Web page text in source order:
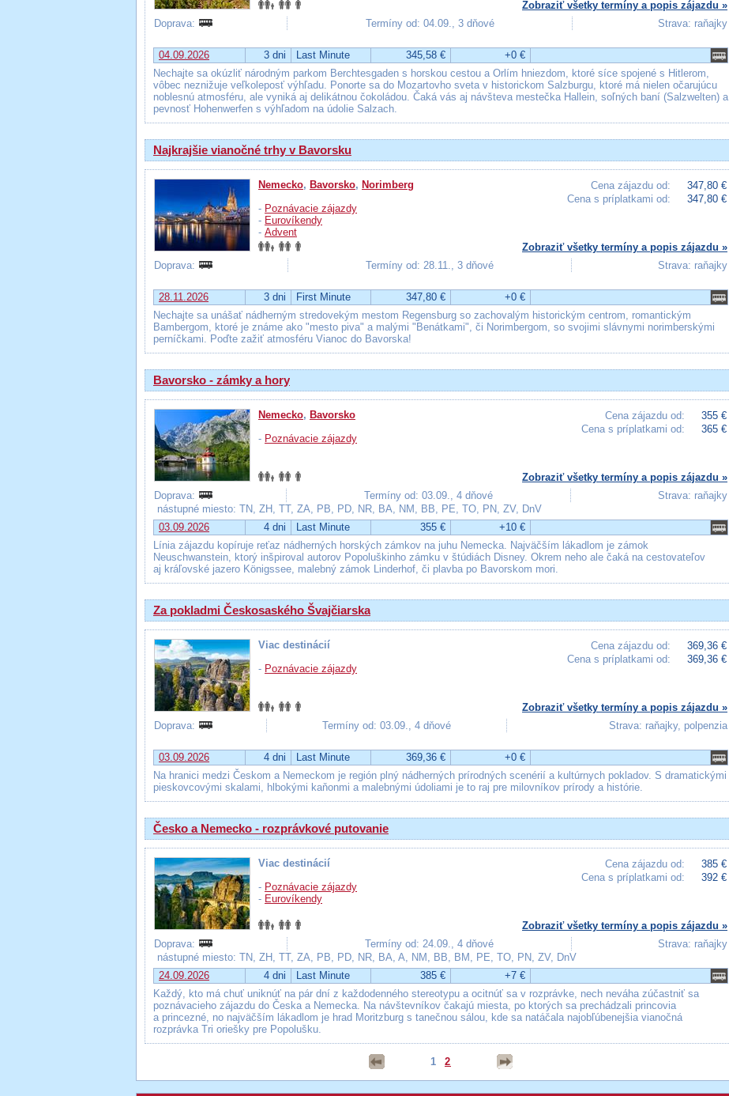
Zobraziť všetky termíny a popis zájazdu »
Doprava:
Termíny od: 04.09., 3 dňové Strava: raňajky
04.09.2026 3 dni Last Minute 345,58 €
+0 €
Nechajte sa okúzliť národným parkom Berchtesgaden s horskou cestou a Orlím hniezdom, ktoré síce spojené s Hitlerom,
vôbec neznižuje veľkoleposť výhľadu. Ponorte sa do Mozartovho sveta v historickom Salzburgu, ktoré má nielen očarujúcu
noblesnú atmosféru, ale vyniká aj delikátnou čokoládou. Čaká vás aj návšteva mestečka Hallein, soľných baní (Salzwelten) a
pevnosť Hohenwerfen s výhľadom na údolie Salzach.
Najkrajšie vianočné trhy v Bavorsku
Cena zájazdu od:
347,80 €
Cena s príplatkami od:
347,80 €
Nemecko, Bavorsko, Norimberg
- Poznávacie zájazdy
- Eurovíkendy
- Advent
Zobraziť všetky termíny a popis zájazdu »
Doprava:
Termíny od: 28.11., 3 dňové Strava: raňajky
28.11.2026 3 dni First Minute 347,80 €
+0 €
Nechajte sa unášať nádherným stredovekým mestom Regensburg so zachovalým historickým centrom, romantickým
Bambergom, ktoré je známe ako "mesto piva" a malými "Benátkami", či Norimbergom, so svojimi slávnymi norimberskými
perníčkami. Poďte zažiť atmosféru Vianoc do Bavorska!
Bavorsko - zámky a hory
Cena zájazdu od:
355 €
Cena s príplatkami od:
365 €
Nemecko, Bavorsko
- Poznávacie zájazdy
Zobraziť všetky termíny a popis zájazdu »
Doprava:
Termíny od: 03.09., 4 dňové
Strava: raňajky
nástupné miesto: TN, ZH, TT, ZA, PB, PD, NR, BA, NM, BB, PE, TO, PN, ZV, DnV
03.09.2026
4 dni Last Minute 355 €
+10 €
Línia zájazdu kopíruje reťaz nádherných horských zámkov na juhu Nemecka. Najväčším lákadlom je zámok
Neuschwanstein, ktorý inšpiroval autorov Popoluškinho zámku v štúdiách Disney. Okrem neho ale čaká na cestovateľov
aj kráľovské jazero Königssee, malebný zámok Linderhof, či plavba po Bavorskom mori.
Za pokladmi Českosaského Švajčiarska
Cena zájazdu od:
369,36 €
Cena s príplatkami od:
369,36 €
Viac destinácií
- Poznávacie zájazdy
Zobraziť všetky termíny a popis zájazdu »
Doprava:
Termíny od: 03.09., 4 dňové Strava: raňajky, polpenzia
03.09.2026 4 dni Last Minute 369,36 €
+0 €
Na hranici medzi Českom a Nemeckom je región plný nádherných prírodných scenérií a kultúrnych pokladov. S dramatickými
pieskovcovými skalami, hlbokými kaňonmi a malebnými údoliami je to raj pre milovníkov prírody a histórie.
Česko a Nemecko - rozprávkové putovanie
Cena zájazdu od:
385 €
Cena s príplatkami od:
392 €
Viac destinácií
- Poznávacie zájazdy
- Eurovíkendy
Zobraziť všetky termíny a popis zájazdu »
Doprava:
Termíny od: 24.09., 4 dňové
Strava: raňajky
nástupné miesto: TN, ZH, TT, ZA, PB, PD, NR, BA, A, NM, BB, BM, PE, TO, PN, ZV, DnV
24.09.2026
4 dni Last Minute 385 €
+7 €
Každý, kto má chuť uniknúť na pár dní z každodenného stereotypu a ocitnúť sa v rozprávke, nech neváha zúčastniť sa
poznávacieho zájazdu do Česka a Nemecka. Na návštevníkov čakajú miesta, po ktorých sa prechádzali princovia
a princezné, no najväčším lákadlom je hrad Moritzburg s tanečnou sálou, kde sa natáčala najobľúbenejšia vianočná
rozprávka Tri oriešky pre Popolušku.
1 2